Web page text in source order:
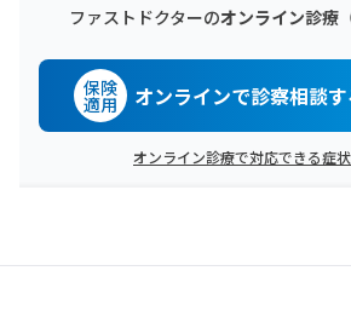
ファストドクターのオンライン診療
保険
適用 オンラインで診察相談す
オンライン診療で対応できる症